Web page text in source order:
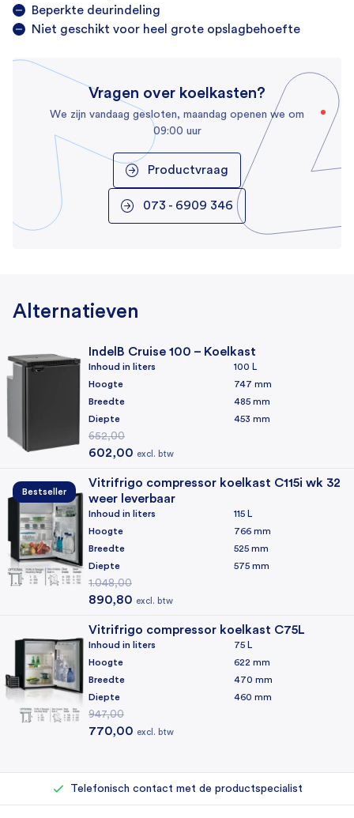
Koelmechanisme
Compressor
Koelunit
Koelmiddel
Algemeen
Garantie
Beperkte deurindeling
Niet geschikt voor heel grote opslagbehoefte
Vragen over koelkasten?
We zijn vandaag gesloten, maandag openen we om
09:00 uur
Productvraag
073 - 6909 346
Alternatieven
IndelB Cruise 100 – Koelkast
Inhoud in liters
100 L
Hoogte
747 mm
Breedte
485 mm
Diepte
453 mm
652,00
Oorspronkelijke prijs was: 652,00.
602,00 excl. btw
Bestseller
Vitrifrigo compressor koelkast C115i wk 32
weer leverbaar
Inhoud in liters
115 L
Hoogte
766 mm
Breedte
525 mm
Diepte
575 mm
1.048,00
Oorspronkelijke prijs was: 1.048,00.
890,80 excl. btw
Vitrifrigo compressor koelkast C75L
Inhoud in liters
75 L
Hoogte
622 mm
Breedte
470 mm
Diepte
460 mm
947,00
Oorspronkelijke prijs was: 947,00.
770,00 excl. btw
Eigen reparatieafdeling (500+ reparaties per jaar)
Telefonisch contact met de productspecialist